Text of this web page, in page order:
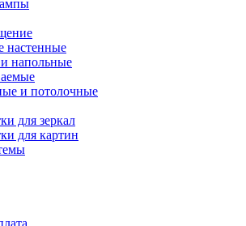
настенные
напольные
и потолочные
для зеркал
для картин